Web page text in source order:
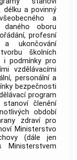
délku a povinný
a
daného oboru
profesní
ukončování
školních
i podmínky pro
vzdělávacími
personální a
bezpečnosti
program
stanoví členění
období
zdraví pro
Ministerstvo
(dále jen
Ministerstvem